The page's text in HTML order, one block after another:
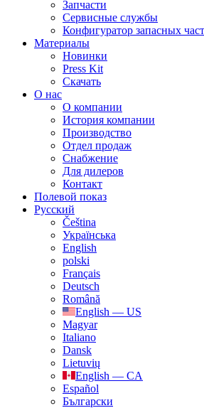
Запчасти
Сервисные службы
Конфигуратор запасных
Материалы
Новинки
Press Kit
Скачать
О нас
О компании
История компании
Производство
Отдел продаж
Cнабжение
Для дилеров
Контакт
Полевой показ
Русский
Čeština
Українська
English
polski
Français
Deutsch
Română
English — US
Magyar
Italiano
Dansk
Lietuvių
English — CA
Español
Български